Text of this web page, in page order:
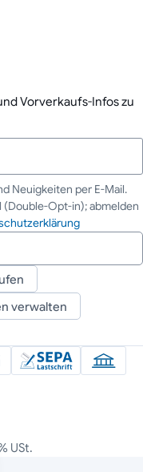
Vorverkaufs-Infos zu
Neuigkeiten per E-Mail.
(Double-Opt-in); abmelden
verwalten
USt.